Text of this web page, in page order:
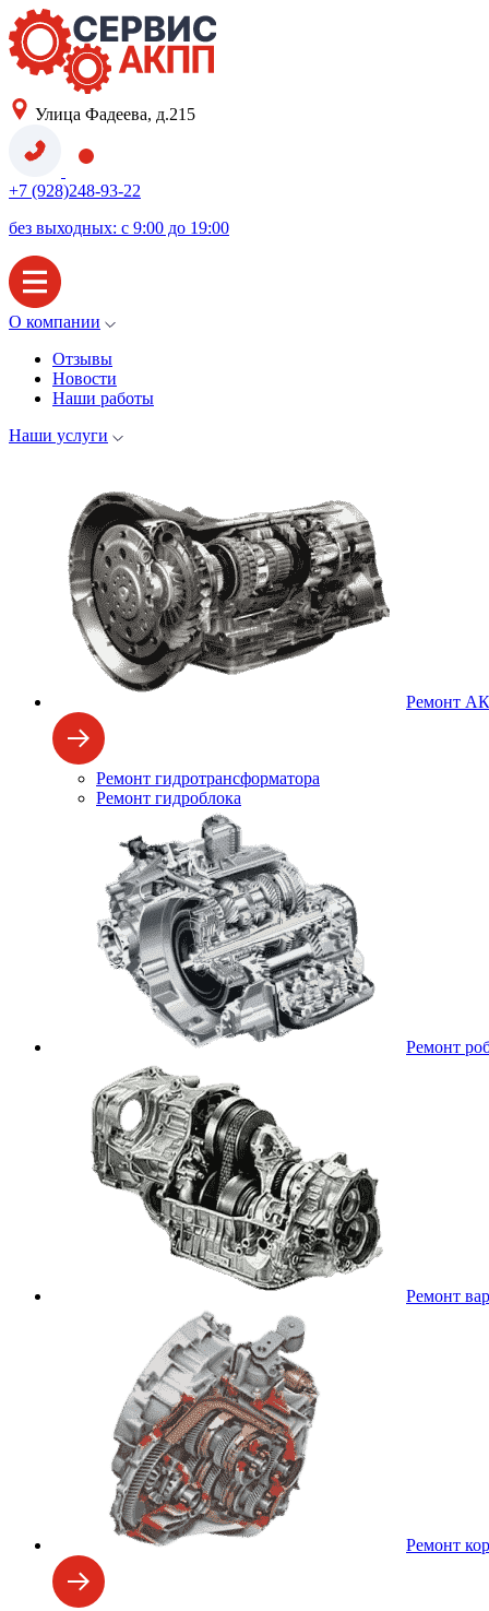
Улица Фадеева, д.215
+7 (928)248-93-22
без выходных: с 9:00 до 19:00
О компании
Отзывы
Новости
Наши работы
Наши услуги
Ремонт
Ремонт гидротрансформатора
Ремонт гидроблока
Ремонт
Ремонт
Ремонт